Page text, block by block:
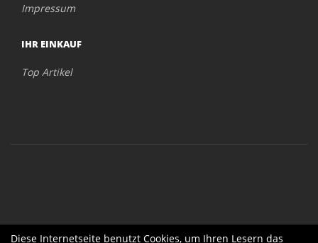
Impressum
IHR EINKAUF
Top Artikel
Diese Internetseite benutzt Cookies, um Ihren Lesern das